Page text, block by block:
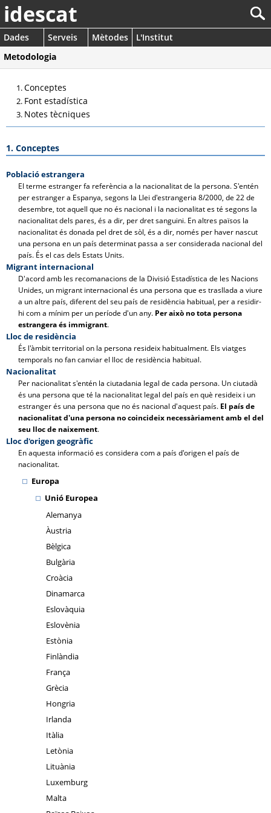
idescat
Dades Serveis Mètodes
L'Institut
Metodologia
Conceptes
Font estadística
Notes tècniques
1. Conceptes
Població estrangera
El terme estranger fa referència a la nacionalitat de la persona. S'entén
per estranger a Espanya, segons la Llei d'estrangeria 8/2000, de 22 de
desembre, tot aquell que no és nacional i la nacionalitat es té segons la
nacionalitat dels pares, és a dir, per dret sanguini. En altres països la
nacionalitat és donada pel dret de sòl, és a dir, només per haver nascut
una persona en un país determinat passa a ser considerada nacional del
país. És el cas dels Estats Units.
Migrant internacional
D'acord amb les recomanacions de la Divisió Estadística de les Nacions
Unides, un migrant internacional és una persona que es trasllada a viure
a un altre país, diferent del seu país de residència habitual, per a residir-
hi com a mínim per un període d'un any. Per això no tota persona
estrangera és immigrant.
Lloc de residència
És l'àmbit territorial on la persona resideix habitualment. Els viatges
temporals no fan canviar el lloc de residència habitual.
Nacionalitat
Per nacionalitat s'entén la ciutadania legal de cada persona. Un ciutadà
és una persona que té la nacionalitat legal del país en què resideix i un
estranger és una persona que no és nacional d'aquest país. El país de
nacionalitat d'una persona no coincideix necessàriament amb el del
seu lloc de naixement.
Lloc d'origen geogràfic
En aquesta informació es considera com a país d'origen el país de
nacionalitat.
Europa
Unió Europea
Alemanya
Àustria
Bèlgica
Bulgària
Croàcia
Dinamarca
Eslovàquia
Eslovènia
Estònia
Finlàndia
França
Grècia
Hongria
Irlanda
Itàlia
Letònia
Lituània
Luxemburg
Malta